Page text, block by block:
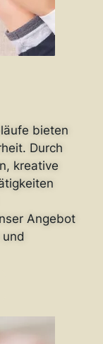
bieten
Durch
kreative
Angebot